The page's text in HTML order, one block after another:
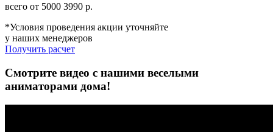
всего от 5000 3990 р.
*Условия проведения акции уточняйте
у наших менеджеров
Получить расчет
Смотрите видео с нашими веселыми
аниматорами дома!